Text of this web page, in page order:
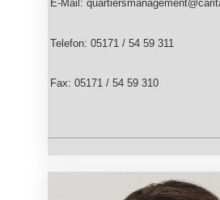
E-Mail:
Telefon: 05171 / 54 59 311
Fax: 05171 / 54 59 310